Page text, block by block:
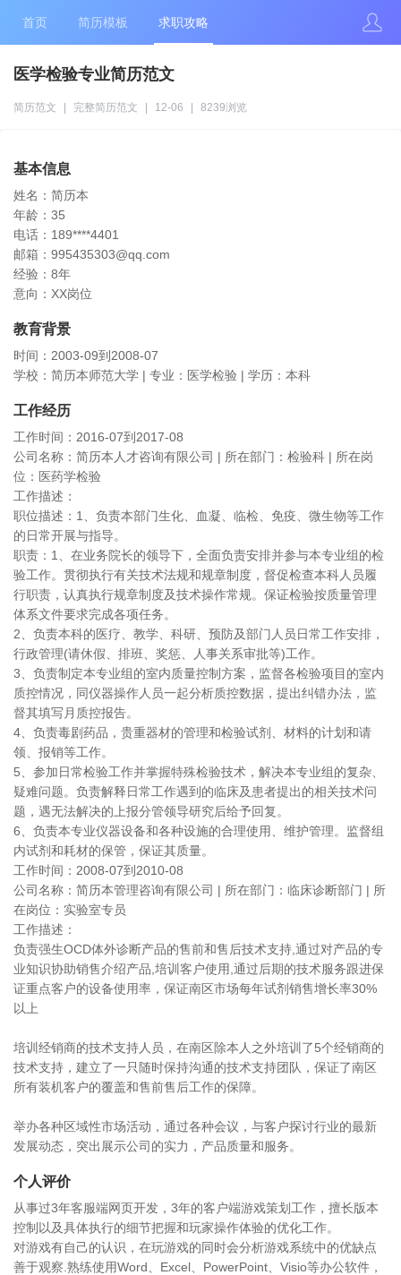
首页 简历模板 求职攻略
医学检验专业简历范文
简历范文 完整简历范文 12-06 8239浏览
基本信息
姓名：简历本
年龄：35
电话：189****4401
邮箱：995435303@qq.com
经验：8年
意向：XX岗位
教育背景
时间：2003-09到2008-07
学校：简历本师范大学 | 专业：医学检验 | 学历：本科
工作经历
工作时间：2016-07到2017-08
公司名称：简历本人才咨询有限公司 | 所在部门：检验科 | 所在岗
位：医药学检验
工作描述：
职位描述：1、负责本部门生化、血凝、临检、免疫、微生物等工作
的日常开展与指导。
职责：1、在业务院长的领导下，全面负责安排并参与本专业组的检
验工作。贯彻执行有关技术法规和规章制度，督促检查本科人员履
行职责，认真执行规章制度及技术操作常规。保证检验按质量管理
体系文件要求完成各项任务。
2、负责本科的医疗、教学、科研、预防及部门人员日常工作安排，
行政管理(请休假、排班、奖惩、人事关系审批等)工作。
3、负责制定本专业组的室内质量控制方案，监督各检验项目的室内
质控情况，同仪器操作人员一起分析质控数据，提出纠错办法，监
督其填写月质控报告。
4、负责毒剧药品，贵重器材的管理和检验试剂、材料的计划和请
领、报销等工作。
5、参加日常检验工作并掌握特殊检验技术，解决本专业组的复杂、
疑难问题。负责解释日常工作遇到的临床及患者提出的相关技术问
题，遇无法解决的上报分管领导研究后给予回复。
6、负责本专业仪器设备和各种设施的合理使用、维护管理。监督组
内试剂和耗材的保管，保证其质量。
工作时间：2008-07到2010-08
公司名称：简历本管理咨询有限公司 | 所在部门：临床诊断部门 | 所
在岗位：实验室专员
工作描述：
负责强生OCD体外诊断产品的售前和售后技术支持,通过对产品的专
业知识协助销售介绍产品,培训客户使用,通过后期的技术服务跟进保
证重点客户的设备使用率，保证南区市场每年试剂销售增长率30%
以上
培训经销商的技术支持人员，在南区除本人之外培训了5个经销商的
技术支持，建立了一只随时保持沟通的技术支持团队，保证了南区
所有装机客户的覆盖和售前售后工作的保障。
举办各种区域性市场活动，通过各种会议，与客户探讨行业的最新
发展动态，突出展示公司的实力，产品质量和服务。
个人评价
从事过3年客服端网页开发，3年的客户端游戏策划工作，擅长版本
控制以及具体执行的细节把握和玩家操作体验的优化工作。
对游戏有自己的认识，在玩游戏的同时会分析游戏系统中的优缺点
善于观察.熟练使用Word、Excel、PowerPoint、Visio等办公软件，